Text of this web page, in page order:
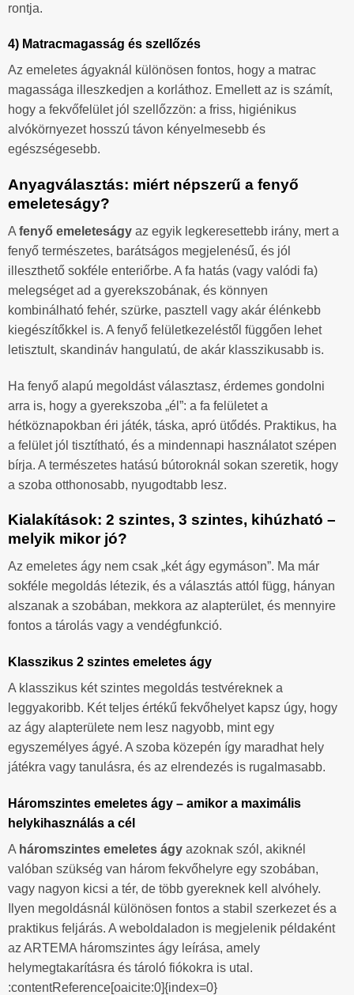
rontja.
4) Matracmagasság és szellőzés
Az emeletes ágyaknál különösen fontos, hogy a matrac
magassága illeszkedjen a korláthoz. Emellett az is számít,
hogy a fekvőfelület jól szellőzzön: a friss, higiénikus
alvókörnyezet hosszú távon kényelmesebb és
egészségesebb.
Anyagválasztás: miért népszerű a fenyő
emeleteságy?
A fenyő emeleteságy az egyik legkeresettebb irány, mert a
fenyő természetes, barátságos megjelenésű, és jól
illeszthető sokféle enteriőrbe. A fa hatás (vagy valódi fa)
melegséget ad a gyerekszobának, és könnyen
kombinálható fehér, szürke, pasztell vagy akár élénkebb
kiegészítőkkel is. A fenyő felületkezeléstől függően lehet
letisztult, skandináv hangulatú, de akár klasszikusabb is.
Ha fenyő alapú megoldást választasz, érdemes gondolni
arra is, hogy a gyerekszoba „él”: a fa felületet a
hétköznapokban éri játék, táska, apró ütődés. Praktikus, ha
a felület jól tisztítható, és a mindennapi használatot szépen
bírja. A természetes hatású bútoroknál sokan szeretik, hogy
a szoba otthonosabb, nyugodtabb lesz.
Kialakítások: 2 szintes, 3 szintes, kihúzható –
melyik mikor jó?
Az emeletes ágy nem csak „két ágy egymáson”. Ma már
sokféle megoldás létezik, és a választás attól függ, hányan
alszanak a szobában, mekkora az alapterület, és mennyire
fontos a tárolás vagy a vendégfunkció.
Klasszikus 2 szintes emeletes ágy
A klasszikus két szintes megoldás testvéreknek a
leggyakoribb. Két teljes értékű fekvőhelyet kapsz úgy, hogy
az ágy alapterülete nem lesz nagyobb, mint egy
egyszemélyes ágyé. A szoba közepén így maradhat hely
játékra vagy tanulásra, és az elrendezés is rugalmasabb.
Háromszintes emeletes ágy – amikor a maximális
helykihasználás a cél
A háromszintes emeletes ágy azoknak szól, akiknél
valóban szükség van három fekvőhelyre egy szobában,
vagy nagyon kicsi a tér, de több gyereknek kell alvóhely.
Ilyen megoldásnál különösen fontos a stabil szerkezet és a
praktikus feljárás. A weboldaladon is megjelenik példaként
az ARTEMA háromszintes ágy leírása, amely
helymegtakarításra és tároló fiókokra is utal.
:contentReference[oaicite:0]{index=0}